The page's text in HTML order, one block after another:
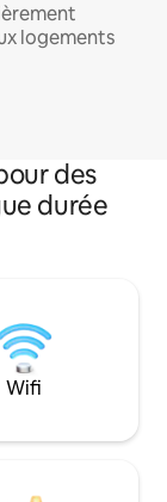
logements
des
durée
Wifi